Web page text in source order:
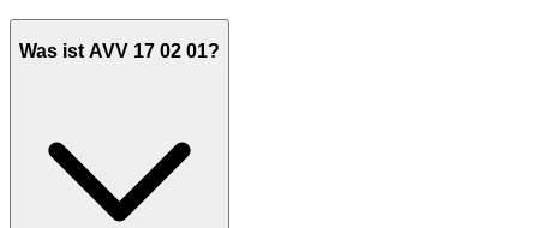
Was ist AVV 17 02 01?